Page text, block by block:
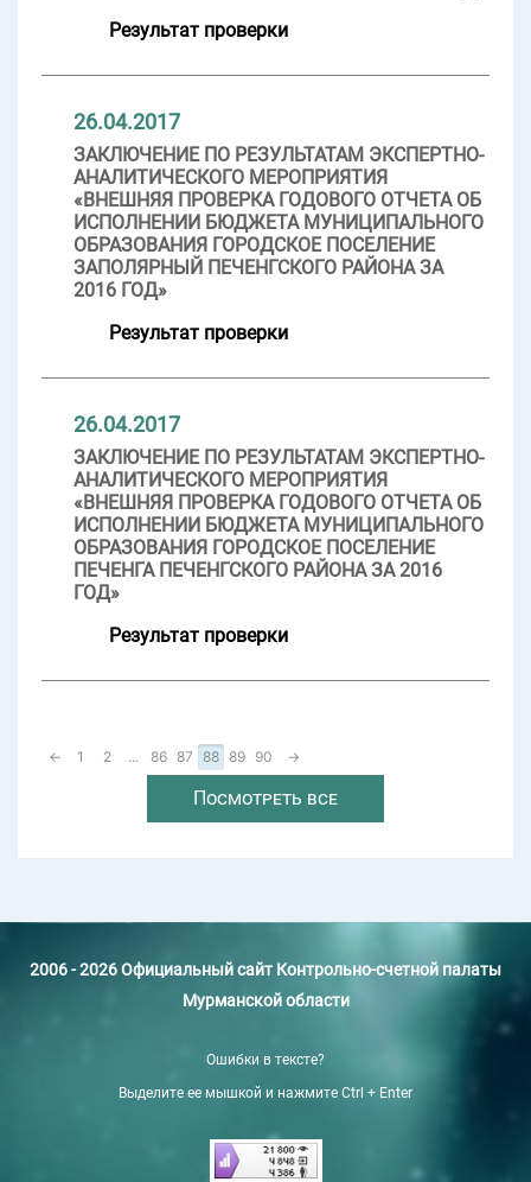
Результат проверки
26.04.2017
ЗАКЛЮЧЕНИЕ ПО РЕЗУЛЬТАТАМ ЭКСПЕРТНО-
АНАЛИТИЧЕСКОГО МЕРОПРИЯТИЯ
«ВНЕШНЯЯ ПРОВЕРКА ГОДОВОГО ОТЧЕТА ОБ
ИСПОЛНЕНИИ БЮДЖЕТА МУНИЦИПАЛЬНОГО
ОБРАЗОВАНИЯ ГОРОДСКОЕ ПОСЕЛЕНИЕ
ЗАПОЛЯРНЫЙ ПЕЧЕНГСКОГО РАЙОНА ЗА
2016 ГОД»
Результат проверки
26.04.2017
ЗАКЛЮЧЕНИЕ ПО РЕЗУЛЬТАТАМ ЭКСПЕРТНО-
АНАЛИТИЧЕСКОГО МЕРОПРИЯТИЯ
«ВНЕШНЯЯ ПРОВЕРКА ГОДОВОГО ОТЧЕТА ОБ
ИСПОЛНЕНИИ БЮДЖЕТА МУНИЦИПАЛЬНОГО
ОБРАЗОВАНИЯ ГОРОДСКОЕ ПОСЕЛЕНИЕ
ПЕЧЕНГА ПЕЧЕНГСКОГО РАЙОНА ЗА 2016
ГОД»
Результат проверки
← 1 2 ... 86 87 88 89 90 →
Посмотреть все
2006 - 2026 Официальный сайт Контрольно-счетной палаты
Мурманской области
Ошибки в тексте?
Выделите ее мышкой и нажмите Ctrl + Enter